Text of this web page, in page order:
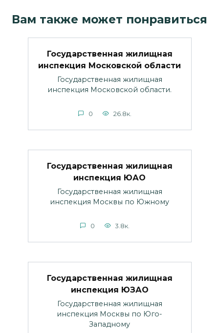
Вам также может понравиться
Государственная жилищная
инспекция Московской области
Государственная жилищная
инспекция Московской области.
0 26.8к.
Государственная жилищная
инспекция ЮАО
Государственная жилищная
инспекция Москвы по Южному
0 3.8к.
Государственная жилищная
инспекция ЮЗАО
Государственная жилищная
инспекция Москвы по Юго-
Западному